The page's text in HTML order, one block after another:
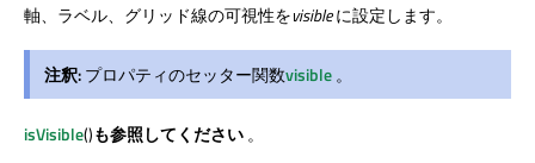
軸、ラベル、グリッド線の可視性をvisibleに設定します。
注釈:プロパティのセッター関数visible。
isVisible()も参照してください。